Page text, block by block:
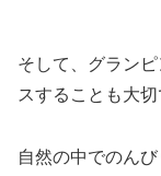
そして、グラン
スすることも大切
自然の中でのん